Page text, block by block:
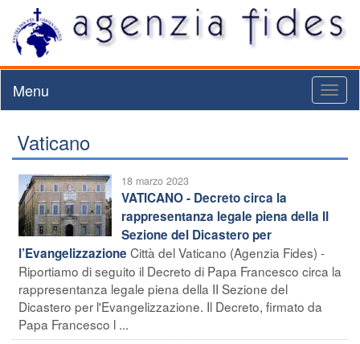
Menu
Vaticano
18 marzo 2023
VATICANO - Decreto circa la
rappresentanza legale piena della II
Sezione del Dicastero per
l’Evangelizzazione Città del Vaticano (Agenzia Fides) -
Riportiamo di seguito il Decreto di Papa Francesco circa la
rappresentanza legale piena della II Sezione del
Dicastero per l'Evangelizzazione. Il Decreto, firmato da
Papa Francesco l ...